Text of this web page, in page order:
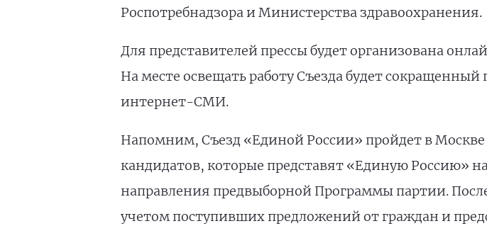
Роспотребнадзора и Министерства здравоохранения.
Для представителей прессы будет организована
На месте освещать работу Съезда будет
интернет-СМИ.
Напомним, Съезд «Единой России» пройдет в Москве
кандидатов, которые представят «Единую Россию»
направления предвыборной Программы партии.
учетом поступивших предложений от граждан и